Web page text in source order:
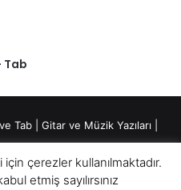
Tab
Tab| Gitar ve Müzik Yazıları
izinsiz kullanmamanız rica
çerezler kullanılmaktadır.
etmiş sayılırsınız